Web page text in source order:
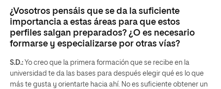
¿Vosotros pensáis que se da la suficiente
importancia a estas áreas para que estos
perfiles salgan preparados? ¿O es necesario
formarse y especializarse por otras vías?
S.D.: Yo creo que la primera formación que se recibe en la
universidad te da las bases para después elegir qué es lo que
más te gusta y orientarte hacia ahí. No es suficiente obtener un